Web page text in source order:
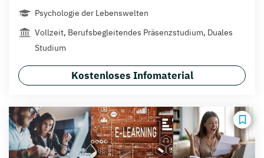
Psychologie der Lebenswelten
Vollzeit, Berufsbegleitendes Präsenzstudium, Duales
Studium
Kostenloses Infomaterial